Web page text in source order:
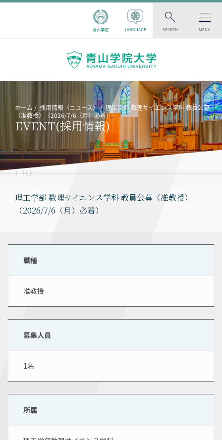
青山学院 LANGUAGE SEARCH MENU
ホーム 採用情報（ニュース）
理工学部 数理サイエンス学科 教員公募
（准教授）（2026/7/6（月）必着）
EVENT(採用情報)
TITLE
理工学部 数理サイエンス学科 教員公募（准教授）
（2026/7/6（月）必着）
職種
准教授
募集人員
1名
所属